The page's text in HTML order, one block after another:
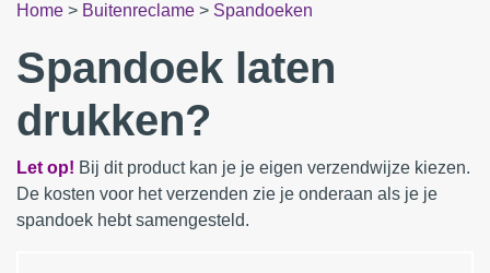
Home > Buitenreclame > Spandoeken
Spandoek laten
drukken?
Let op! Bij dit product kan je je eigen verzendwijze kiezen.
De kosten voor het verzenden zie je onderaan als je je
spandoek hebt samengesteld.